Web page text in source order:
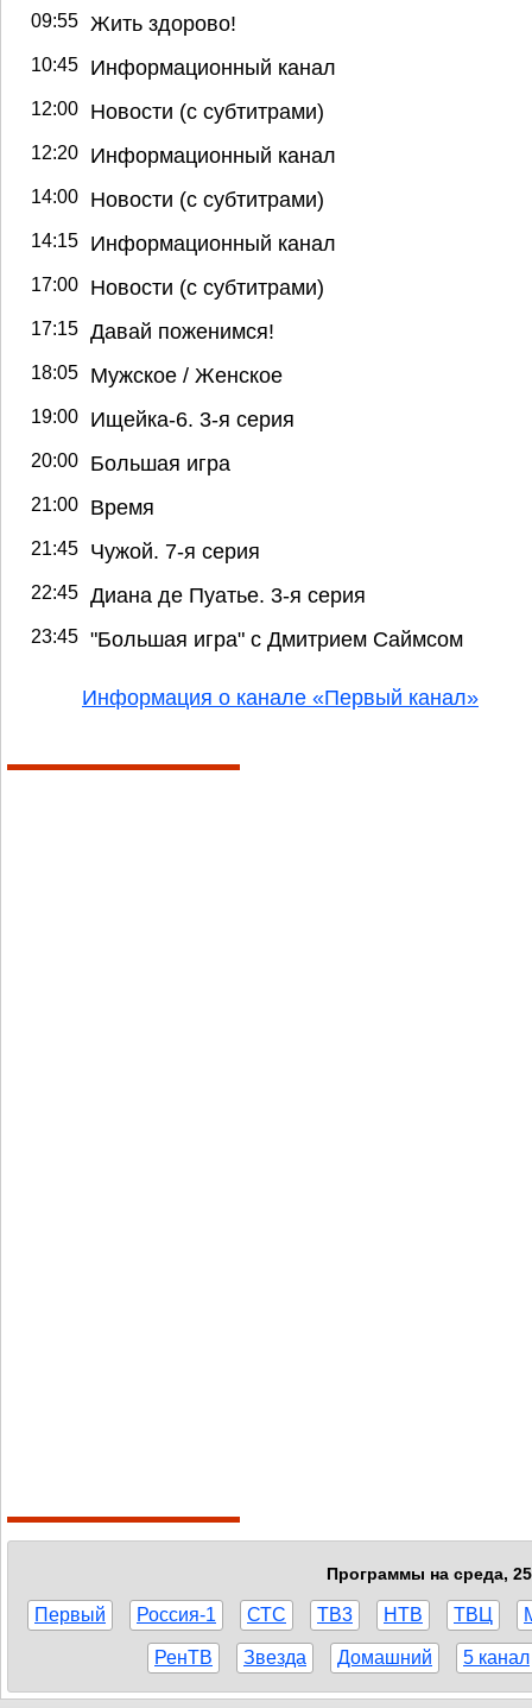
09:55 Жить здорово!
10:45 Информационный канал
12:00 Новости (с субтитрами)
12:20 Информационный канал
14:00 Новости (с субтитрами)
14:15 Информационный канал
17:00 Новости (с субтитрами)
17:15 Давай поженимся!
18:05 Мужское / Женское
19:00 Ищейка-6. 3-я серия
20:00 Большая игра
21:00 Время
21:45 Чужой. 7-я серия
22:45 Диана де Пуатье. 3-я серия
23:45 "Большая игра" с Дмитрием Саймсом
Информация о канале «Первый канал»
Программы на среда,
Первый Россия-1 СТС ТВ3 НТВ ТВЦ
РенТВ Звезда Домашний 5 канал